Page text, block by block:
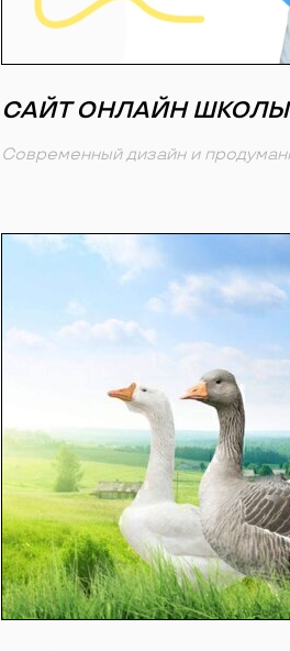
САЙТ ОНЛАЙН
Современный дизайн и